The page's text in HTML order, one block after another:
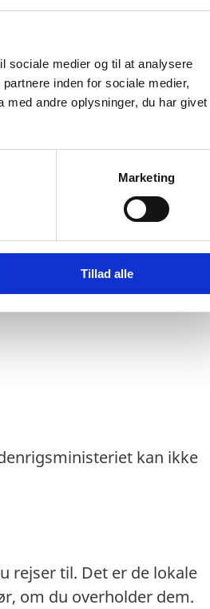
sociale medier og til at analysere
inden for sociale medier,
med andre oplysninger, du har givet
Marketing
Tillad alle
kan ikke
rejser til. Det er de lokale
om du overholder dem.